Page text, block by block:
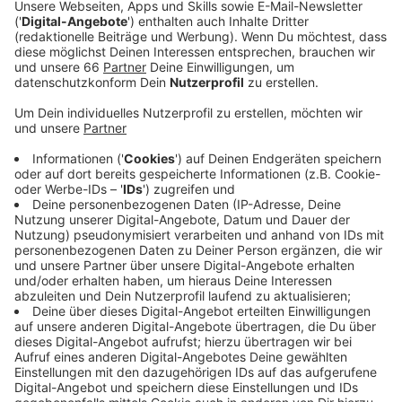
einfach nur aus dem Blödsinn rausreden wollen,
den sie so verzapfen. Wir haben dafür genau den
richtigen Experten.
Veröffentlicht:Dienstag, 24.09.2024 06:10
Anzeige